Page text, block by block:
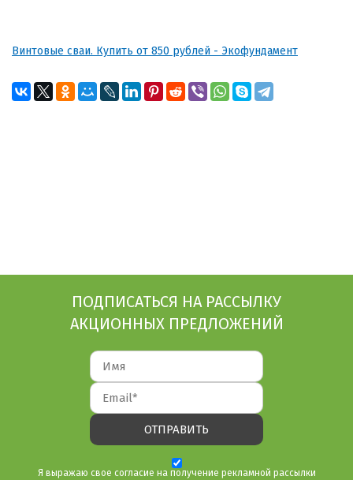
Винтовые сваи. Купить от 850 рублей - Экофундамент
ПОДПИСАТЬСЯ НА РАССЫЛКУ
АКЦИОННЫХ ПРЕДЛОЖЕНИЙ
Я выражаю свое согласие на получение рекламной рассылки